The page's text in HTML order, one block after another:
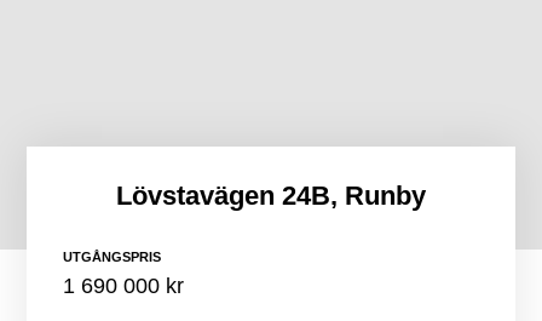
Lövstavägen 24B, Runby
UTGÅNGSPRIS
1 690 000 kr